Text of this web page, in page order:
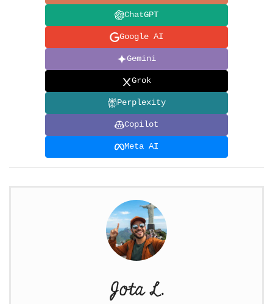
ChatGPT
Google AI
Gemini
Grok
Perplexity
Copilot
Meta AI
Jota L.